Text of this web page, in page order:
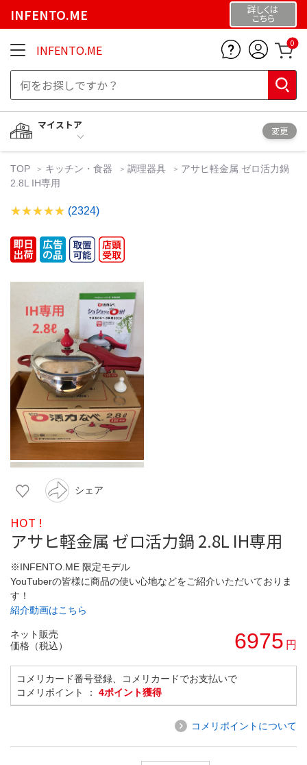
INFENTO.ME 詳しくは
こちら
INFENTO.ME 0
マイストア
変更
TOP キッチン・食器 調理器具
アサヒ軽金属 ゼロ活力鍋
2.8L IH専用
(2324)
シェア
HOT !
アサヒ軽金属 ゼロ活力鍋 2.8L IH専用
※INFENTO.ME 限定モデル
YouTuberの皆様に商品の使い心地などをご紹介いただいておりま
す！
紹介動画はこちら
ネット販売
価格（税込）
6975 円
コメリカード番号登録、コメリカードでお支払いで
コメリポイント ： 4ポイント獲得
コメリポイントについて